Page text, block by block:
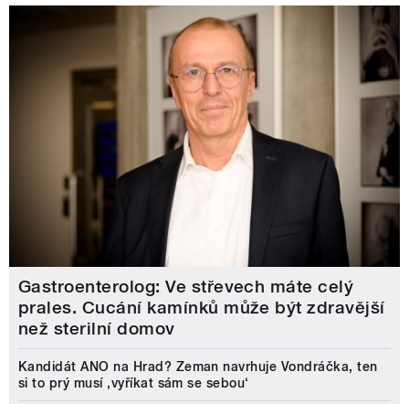
Gastroenterolog: Ve střevech máte celý
prales. Cucání kamínků může být zdravější
než sterilní domov
Kandidát ANO na Hrad? Zeman navrhuje Vondráčka, ten
si to prý musí ‚vyříkat sám se sebou‘